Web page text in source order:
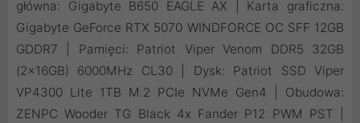
główna: Gigabyte B650 EAGLE AX | Karta graficzna:
Gigabyte GeForce RTX 5070 WINDFORCE OC SFF 12GB
GDDR7 | Pamięci: Patriot Viper Venom DDR5 32GB
(2x16GB) 6000MHz CL30 | Dysk: Patriot SSD Viper
VP4300 Lite 1TB M.2 PCIe NVMe Gen4 | Obudowa:
ZENPC Wooder TG Black 4x Fander P12 PWM PST |